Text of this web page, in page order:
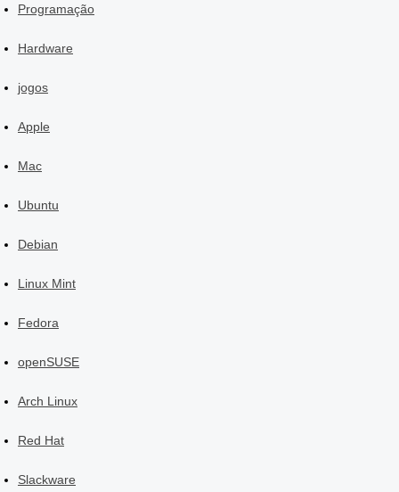
Programação
Hardware
jogos
Apple
Mac
Ubuntu
Debian
Linux Mint
Fedora
openSUSE
Arch Linux
Red Hat
Slackware